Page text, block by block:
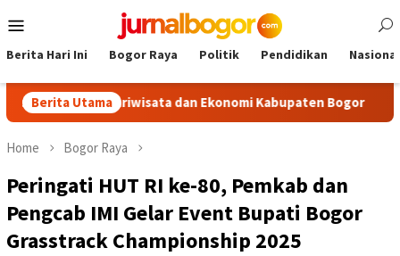
to
Menu
Berita Hari Ini Bogor Raya Politik Pendidikan Nasional
Berita Utama
Pariwisata dan Ekonomi Kabupaten Bogor Tour
Home Bogor Raya
Peringati HUT RI ke-80, Pemkab dan
Pengcab IMI Gelar Event Bupati Bogor
Grasstrack Championship 2025